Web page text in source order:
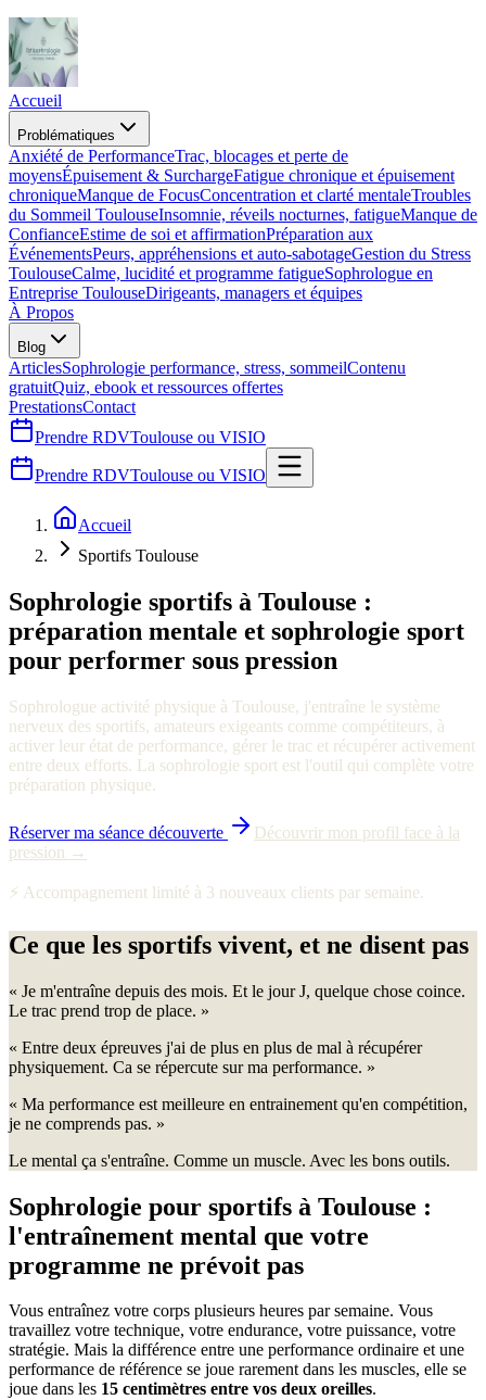
Accueil
Problématiques
Anxiété de PerformanceTrac, blocages et perte de
moyensÉpuisement & SurchargeFatigue chronique et épuisement
chroniqueManque de FocusConcentration et clarté mentaleTroubles
du Sommeil ToulouseInsomnie, réveils nocturnes, fatigueManque de
ConfianceEstime de soi et affirmationPréparation aux
ÉvénementsPeurs, appréhensions et auto-sabotageGestion du Stress
ToulouseCalme, lucidité et programme fatigueSophrologue en
Entreprise ToulouseDirigeants, managers et équipes
À Propos
Blog
ArticlesSophrologie performance, stress, sommeilContenu
gratuitQuiz, ebook et ressources offertes
PrestationsContact
Prendre RDVToulouse ou VISIO
Prendre RDVToulouse ou VISIO
Accueil
Sportifs Toulouse
Sophrologie sportifs à Toulouse :
préparation mentale et sophrologie sport
pour performer sous pression
Sophrologue activité physique à Toulouse, j'entraîne le système
nerveux des sportifs, amateurs exigeants comme compétiteurs, à
activer leur état de performance, gérer le trac et récupérer activement
entre deux efforts. La sophrologie sport est l'outil qui complète votre
préparation physique.
Réserver ma séance découverte
Découvrir mon profil face à la
pression →
⚡ Accompagnement limité à 3 nouveaux clients par semaine.
Ce que les sportifs vivent, et ne disent pas
« Je m'entraîne depuis des mois. Et le jour J, quelque chose coince.
Le trac prend trop de place. »
« Entre deux épreuves j'ai de plus en plus de mal à récupérer
physiquement. Ca se répercute sur ma performance. »
« Ma performance est meilleure en entrainement qu'en compétition,
je ne comprends pas. »
Le mental ça s'entraîne. Comme un muscle. Avec les bons outils.
Sophrologie pour sportifs à Toulouse :
l'entraînement mental que votre
programme ne prévoit pas
Vous entraînez votre corps plusieurs heures par semaine. Vous
travaillez votre technique, votre endurance, votre puissance, votre
stratégie. Mais la différence entre une performance ordinaire et une
performance de référence se joue rarement dans les muscles, elle se
joue dans les 15 centimètres entre vos deux oreilles.